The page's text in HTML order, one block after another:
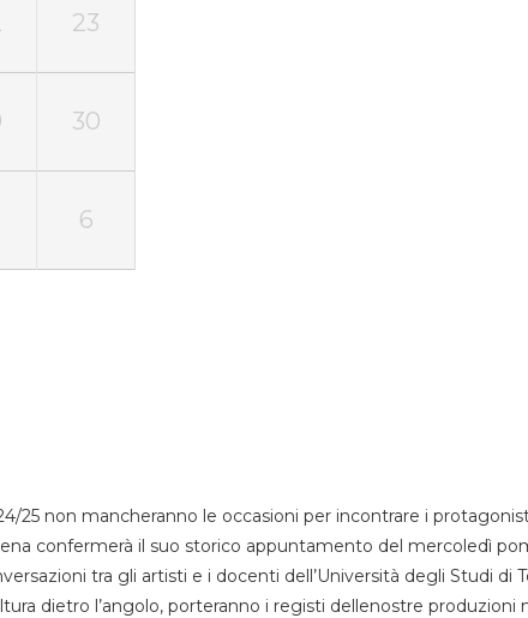
23
30
6
25 non mancheranno le occasioni per incontrare i
confermerà il suo storico appuntamento del mercoledì
tra gli artisti e i docenti dell’Università degli Studi di
dietro l’angolo, porteranno i registi dellenostre produzioni